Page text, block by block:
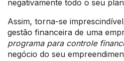
negativamente todo o seu
Assim, torna-se
gestão financeira de uma
programa para controle
negócio do seu